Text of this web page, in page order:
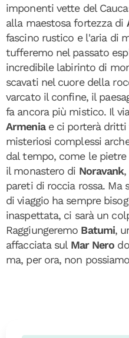
imponenti vette del
alla maestosa fortezza di
fascino rustico e l'aria di
tufferemo nel passato
incredibile labirinto di
scavati nel cuore della
varcato il confine, il
fa ancora più mistico. Il
Armenia e ci porterà
misteriosi complessi
dal tempo, come le
il monastero di Noravank
pareti di roccia rossa. Ma
di viaggio ha sempre
inaspettata, ci sarà un
Raggiungeremo Batumi,
affacciata sul Mar Nero
ma, per ora, non